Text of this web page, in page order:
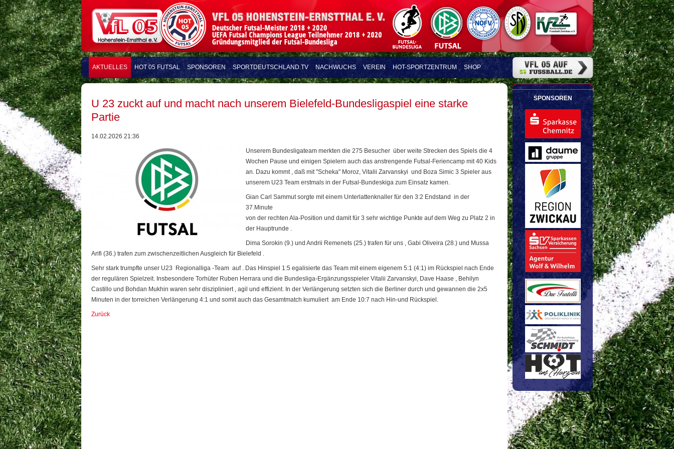
AKTUELLES HOT 05 FUTSAL SPONSOREN SPORTDEUTSCHLAND.TV NACHWUCHS VEREIN HOT-SPORTZENTRUM SHOP
SPONSOREN
U 23 zuckt auf und macht nach unserem Bielefeld-Bundesligaspiel eine starke
Partie
14.02.2026 21:36
Unserem Bundesligateam merkten die 275 Besucher über weite Strecken des Spiels die 4
Wochen Pause und einigen Spielern auch das anstrengende Futsal-Feriencamp mit 40 Kids
an. Dazu kommt , daß mit "Scheka" Moroz, Vitalii Zarvanskyi und Boza Simic 3 Spieler aus
unserem U23 Team erstmals in der Futsal-Bundeskiga zum Einsatz kamen.
Gian Carl Sammut sorgte mit einem Unterlattenknaller für den 3:2 Endstand in der
37.Minute
von der rechten Ala-Position und damit für 3 sehr wichtige Punkte auf dem Weg zu Platz 2 in
der Hauptrunde .
Dima Sorokin (9.) und Andrii Remenets (25.) trafen für uns , Gabi Oliveira (28.) und Mussa
Arifi (36.) trafen zum zwischenzeitlichen Ausgleich für Bielefeld .
Sehr stark trumpfte unser U23 Regionalliga -Team auf . Das Hinspiel 1:5 egalisierte das Team mit einem eigenem 5:1 (4:1) im Rückspiel nach Ende
der regulären Spielzeit. Insbesondere Torhüter Ruben Herrara und die Bundesliga-Ergänzungsspieler Vitalii Zarvanskyi, Dave Haase , Behilyn
Castillo und Bohdan Mukhin waren sehr diszipliniert , agil und effizient. In der Verlängerung setzten sich die Berliner durch und gewannen die 2x5
Minuten in der torreichen Verlängerung 4:1 und somit auch das Gesamtmatch kumuliert am Ende 10:7 nach Hin-und Rückspiel.
Zurück